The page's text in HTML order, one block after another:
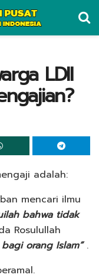
LDII
adalah:
mencari ilmu
bahwa tidak
Rosulullah
orang Islam”.